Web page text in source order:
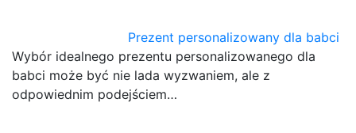
Prezent personalizowany dla babci
Wybór idealnego prezentu personalizowanego dla
babci może być nie lada wyzwaniem, ale z
odpowiednim podejściem…